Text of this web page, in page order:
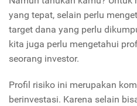
yang tepat, selain perlu
target dana yang perlu
kita juga perlu mengetahui
seorang investor.
Profil risiko ini merupakan
berinvestasi. Karena selain